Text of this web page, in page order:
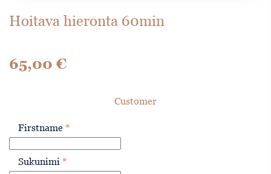
Hoitava hieronta 60min
65,00 €
Customer
Firstname *
Sukunimi *